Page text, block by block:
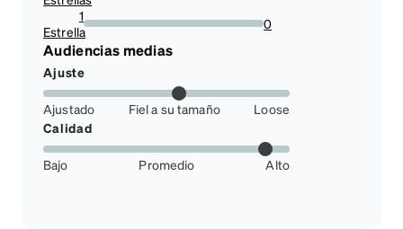
1
Estrella0%
0
Audiencias medias
Ajuste
Ajustado Fiel a su tamaño
Loose
Calidad
Bajo Promedio Alto